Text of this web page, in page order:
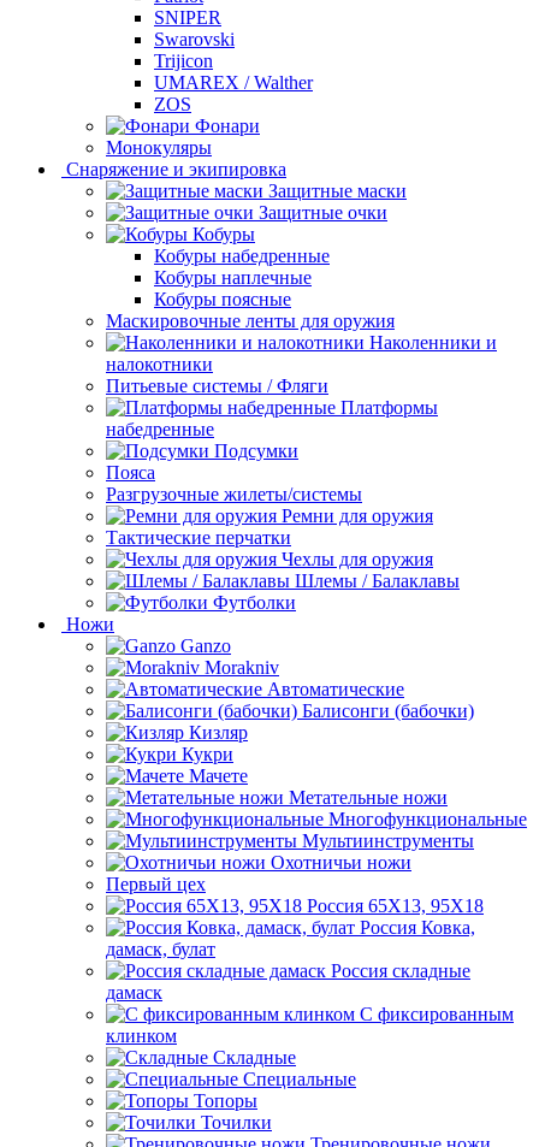
SNIPER
Swarovski
Trijicon
UMAREX / Walther
ZOS
Фонари
Монокуляры
Снаряжение и экипировка
Защитные маски
Защитные очки
Кобуры
Кобуры набедренные
Кобуры наплечные
Кобуры поясные
Маскировочные ленты для оружия
Наколенники и
налокотники
Питьевые системы / Фляги
Платформы
набедренные
Подсумки
Пояса
Разгрузочные жилеты/системы
Ремни для оружия
Тактические перчатки
Чехлы для оружия
Шлемы / Балаклавы
Футболки
Ножи
Ganzo
Morakniv
Автоматические
Балисонги (бабочки)
Кизляр
Кукри
Мачете
Метательные ножи
Многофункциональные
Мультиинструменты
Охотничьи ножи
Первый цех
Россия 65Х13, 95Х18
Россия Ковка,
дамаск, булат
Россия складные
дамаск
С фиксированным
клинком
Складные
Специальные
Топоры
Точилки